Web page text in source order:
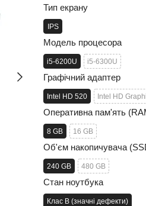
Тип екрану
IPS
Модель процесора
i5-6200U i5-6300U
Графічний адаптер
Intel HD 520 Intel HD
Оперативна пам'ять
8 GB 16 GB
Об'єм накопичувача
240 GB 480 GB
Стан ноутбука
Клас B (значні дефекти)